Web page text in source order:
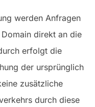
werden Anfragen
direkt an die
erfolgt die
der ursprünglich
zusätzliche
durch diese